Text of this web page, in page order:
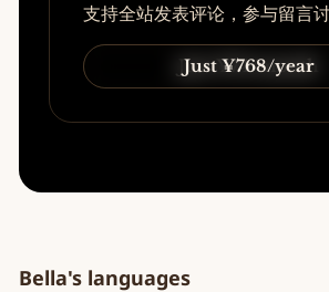
支持全站发表评论，参与留言
Just ¥74/month
Just ¥768/year
Bella's languages